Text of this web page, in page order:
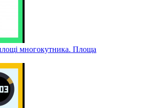
многокутника. Площа